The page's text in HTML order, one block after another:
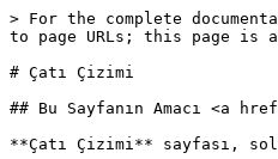
> For the complete documentation index, see [llms.txt](https://docs.solarvis.co/llms.txt). Markdown versions of documentation pages are available by appending `.md` to page URLs; this page is available as [Markdown](https://docs.solarvis.co/documentation/tr/project-design/create-a-project/roof-drawing.md).

# Çatı Çizimi

## Bu Sayfanın Amacı <a href="#purpose-of-this-page" id="purpose-of-this-page"></a>

**Çatı Çizimi** sayfası, solarVis'teki tüm tasarım ve fizibilite iş akışının temelini oluşturur.

Kullanıcılar, **2B çatı sınırı** çizerek başlar, isteğe bağlı olarak iç kenarlarla böler ve ardından çizime **eğimler** atayarak çizimi **3B çatı modeline** dönüştürürler.

{% hint style="info" %}
Bu 3B model daha sonra şunlar için kullanılır:

* Panel yerleşimi
* Gölgeleme analizi
* Enerji ve fizibilite hesaplamaları
  {% endhint %}

## Burada Neler Yapabilirsiniz <a href="#what-you-can-do-here" id="what-you-can-do-here"></a>

Bu sayfada şunları yapabilirsiniz:

* **Görüntüleme Modu** ve **Çizim Modu** arasında geçiş yapabilirsiniz
* Çatı sınırını 2B olarak çizebilir ve düzenleyebilirsiniz
* **Yapay Zeka Çatı Tespiti** ile çatı sınırını otomatik olarak algılayabilirsiniz (Sadece Google Solar API Yüksek Kapsama Alanları için)
* **LiDAR'a Uydur** ile LiDAR yükseklik verisinden gerçek bir 3B çatı modeli oluşturabilirsiniz (Sadece Google Solar API Yüksek Kapsama Alanları için)
* Hassasiyet için yakalama ve açı kılavuzlarını kullanabilirsiniz
* İç Kenar Tespit Edici ile iç bölümler oluşturabilirsiniz
* Çatı engelleri ve parapet duvarları ekleyip yönetebilirsiniz
* 2B geometrisini 3B çatı yüzeylerine dönüştürmek için eğim atayabilirsiniz
* Bina